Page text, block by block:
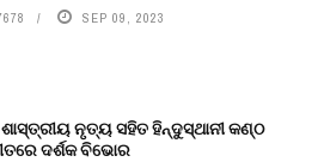
SEP 09, 2023
ନୃତ୍ୟ ସହିତ ହିନ୍ଦୁସ୍ଥାନୀ କଣ୍ଠ
ଦର୍ଶକ ବିଭୋର